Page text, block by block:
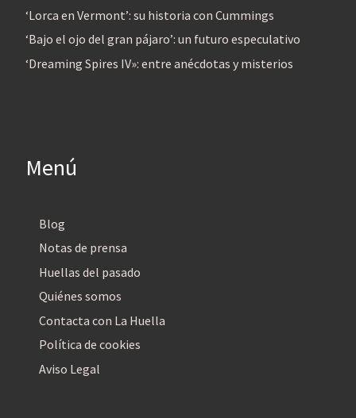
‘Lorca en Vermont’: su historia con Cummings
‘Bajo el ojo del gran pájaro’: un futuro especulativo
‘Dreaming Spires IV»: entre anécdotas y misterios
Menú
Blog
Notas de prensa
Huellas del pasado
Quiénes somos
Contacta con La Huella
Política de cookies
Aviso Legal